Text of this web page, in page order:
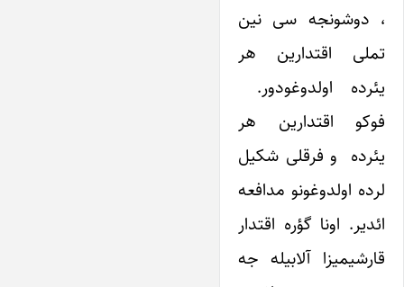
، دوشونجه سی نین
تملی اقتدارین هر
یئرده اولدوغودور.
فوکو اقتدارین هر
یئرده و فرقلی شکیل
لرده اولدوغونو مدافعه
ائدیر. اونا گؤره اقتدار
قارشیمیزا آلابیله جه